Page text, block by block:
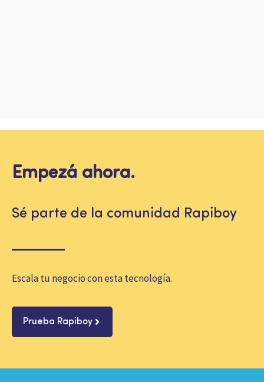
Empezá ahora.
Sé parte de la comunidad Rapiboy
Escala tu negocio con esta tecnología.
Prueba Rapiboy